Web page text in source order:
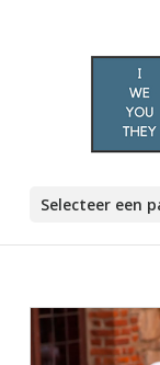
Selecteer een